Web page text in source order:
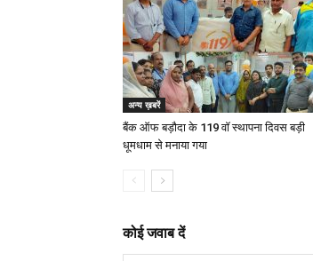
अन्य ख़बरें
बैंक ऑफ बड़ौदा के 119 वॉ स्थापना दिवस बड़ी
धूमधाम से मनाया गया
कोई जवाब दें